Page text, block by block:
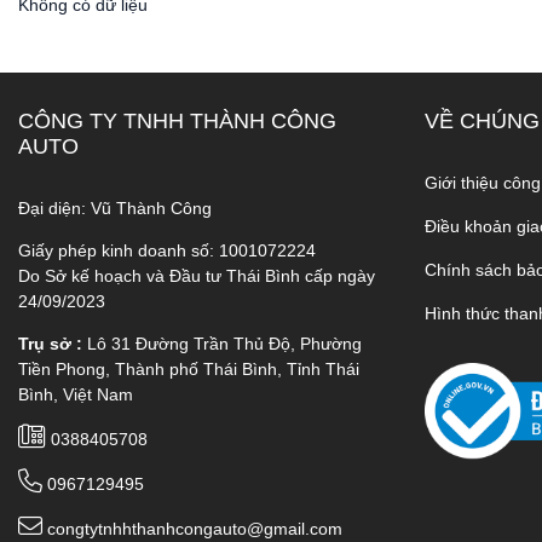
Không có dữ liệu
CÔNG TY TNHH THÀNH CÔNG
AUTO
Đại diện: Vũ Thành Công
Giấy phép kinh doanh số: 1001072224
Do Sở kế hoạch và Đầu tư Thái Bình cấp ngày
24/09/2023
Trụ sở : Lô 31 Đường Trần Thủ Độ, Phường
Tiền Phong, Thành phố Thái Bình, Tỉnh Thái
Bình, Việt Nam
0388405708
0967129495
congtytnhhthanhcongauto@gmail.com
VỀ
Giới thiệu
Điều khoản
Chính sách
Hình thức